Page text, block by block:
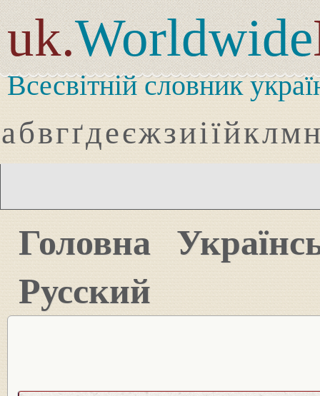
uk.Worldwide
Всесвітній словник
абвгґдеєжзиіїйклмн
Головна
Русский